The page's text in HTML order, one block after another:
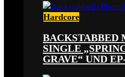
Hardcore
BACKSTABBED
SINGLE
GRAVE“ UND